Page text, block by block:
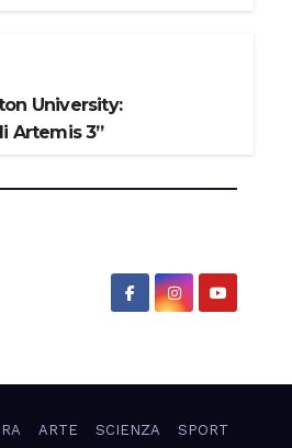
University:
Artemis 3”
ARTE SCIENZA SPORT